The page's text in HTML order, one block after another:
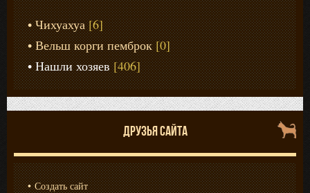
Чихуахуа [6]
Вельш корги пемброк [0]
Нашли хозяев [406]
ДРУЗЬЯ САЙТА
Создать сайт